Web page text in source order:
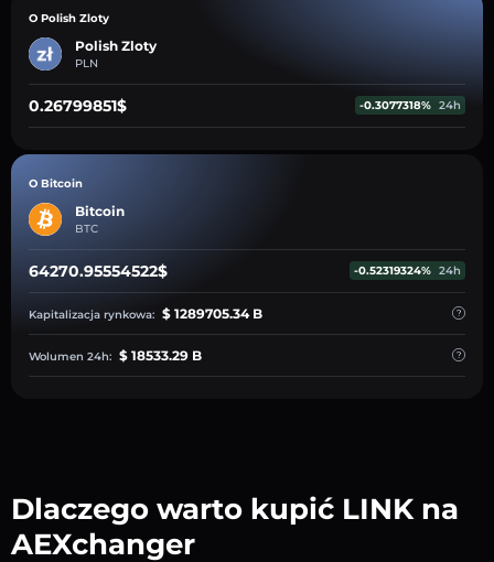
O Polish Zloty
Polish Zloty
PLN
0.26799851$ -0.3077318% 24h
O Bitcoin
Bitcoin
BTC
64270.95554522$ -0.52319324% 24h
Kapitalizacja rynkowa: $ 1289705.34 B
Wolumen 24h: $ 18533.29 B
Dlaczego warto kupić LINK na
AEXchanger